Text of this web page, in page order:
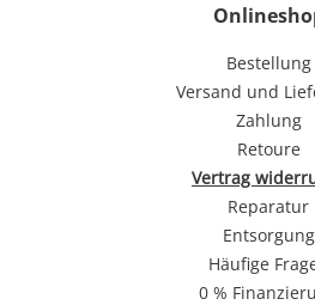
Bestellung
Versand und
Zahlung
Retoure
Vertrag
Reparatur
Entsorgung
Häufige
0 %